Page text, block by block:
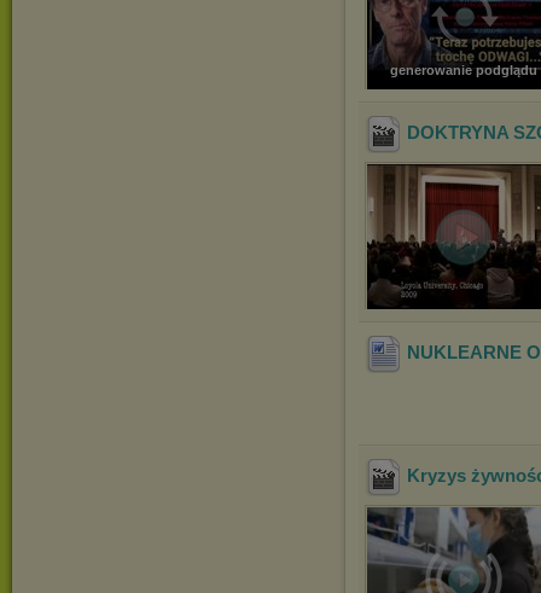
generowanie podglądu
DOKTRYNA
NUKLEARNE
Kryzys